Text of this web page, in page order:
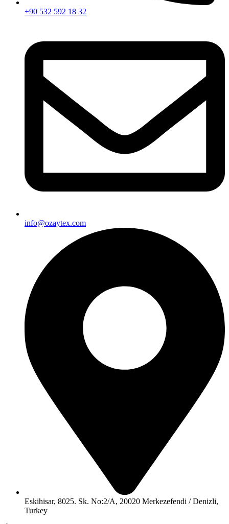
+90 532 592 18 32
info@ozaytex.com
Eskihisar, 8025. Sk. No:2/A, 20020 Merkezefendi / Denizli,
Turkey